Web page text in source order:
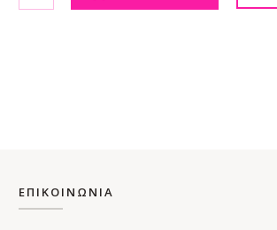
ΕΠΙΚΟΙΝΩΝΙΑ